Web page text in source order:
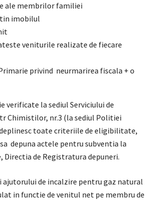
ale membrilor familiei
imobilul
veniturile realizate de fiecare
privind neurmarirea fiscala + o
verificate la sediul Serviciului de
Chimistilor, nr.3 (la sediul Politiei
toate criteriile de eligibilitate,
depuna actele pentru subventia la
Directia de Registratura depuneri.
ajutorului de incalzire pentru gaz natural
in functie de venitul net pe membru de